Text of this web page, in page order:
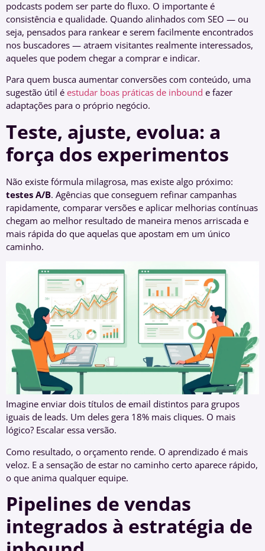
podcasts podem ser parte do fluxo. O importante é
consistência e qualidade. Quando alinhados com SEO — ou
seja, pensados para rankear e serem facilmente encontrados
nos buscadores — atraem visitantes realmente interessados,
aqueles que podem chegar a comprar e indicar.
Para quem busca aumentar conversões com conteúdo, uma
sugestão útil é estudar boas práticas de inbound e fazer
adaptações para o próprio negócio.
Teste, ajuste, evolua: a
força dos experimentos
Não existe fórmula milagrosa, mas existe algo próximo:
testes A/B. Agências que conseguem refinar campanhas
rapidamente, comparar versões e aplicar melhorias contínuas
chegam ao melhor resultado de maneira menos arriscada e
mais rápida do que aquelas que apostam em um único
caminho.
Imagine enviar dois títulos de email distintos para grupos
iguais de leads. Um deles gera 18% mais cliques. O mais
lógico? Escalar essa versão.
Como resultado, o orçamento rende. O aprendizado é mais
veloz. E a sensação de estar no caminho certo aparece rápido,
o que anima qualquer equipe.
Pipelines de vendas
integrados à estratégia de